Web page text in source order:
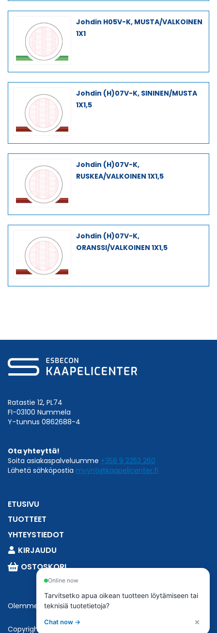
Johdin H05V-K, MUSTA/VALKOINEN
1X1
Johdin (H)07V-K, SININEN/MUSTA
1X1,5
Johdin (H)07V-K,
RUSKEA/VALKOINEN 1X1,5
Johdin (H)07V-K,
ORANSSI/VALKOINEN 1X1,5
Ratastie 12, PL74
FI-03100 Nummela
Y-tunnus 0862688-4
Ota yhteyttä!
Soita asiakaspalveluumme +358 9 2252 260
Lähetä sähköpostia myynti@kaapelicenter.fi
ETUSIVU
TUOTTEET
YHTEYSTIEDOT
KIRJAUDU
OSTOSKORI
Olemme osaEsbeconia.
Copyright © 2023 Esbecon | All Rights Reserved
Online now
Tarvitsetko apua oikean tuotteen löytämiseen tai
teknisiä tuotetietoja?
Chat now → ×